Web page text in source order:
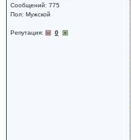
Сообщений: 775
Пол: Мужской
Репутация: 0